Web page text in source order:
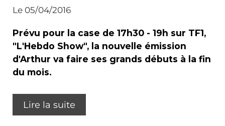
Le 05/04/2016
Prévu pour la case de 17h30 - 19h sur TF1,
"L'Hebdo Show", la nouvelle émission
d'Arthur va faire ses grands débuts à la fin
du mois.
Lire la suite